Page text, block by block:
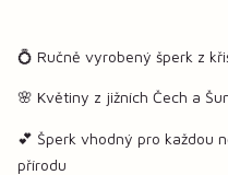
💍 Ručně vyrobený šperk z
🌸 Květiny z jižních Čech a
💕 Šperk vhodný pro každou
přírodu